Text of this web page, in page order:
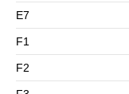
E7
F1
F2